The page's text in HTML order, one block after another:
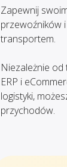
Zapewnij
przewoźników
transportem.
Niezależnie
ERP i
logistyki,
przychodów.